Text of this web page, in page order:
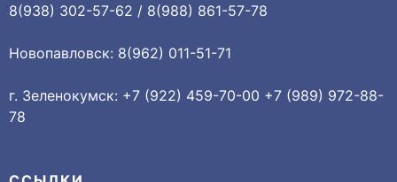
8(938) 302-57-62 / 8(988) 861-57-78
Новопавловск: 8(962) 011-51-71
г. Зеленокумск: +7 (922) 459-70-00 +7 (989) 972-88-
78